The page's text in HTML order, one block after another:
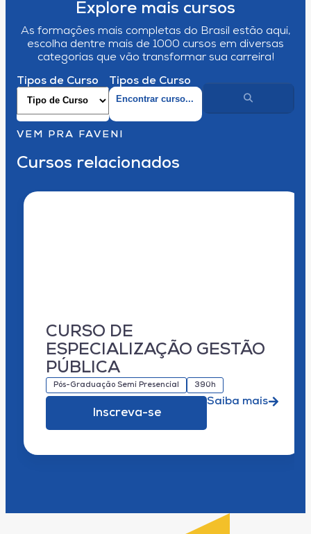
Explore mais cursos
As formações mais completas do Brasil estão aqui,
escolha dentre mais de 1000 cursos em diversas
categorias que vão transformar sua carreira!
Tipos de Curso Tipos de Curso
VEM PRA FAVENI
Cursos relacionados
CURSO DE
ESPECIALIZAÇÃO GESTÃO
PÚBLICA
Pós-Graduação Semi Presencial 390h
Inscreva-se
Saiba mais